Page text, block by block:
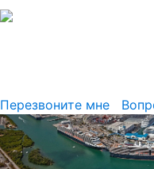
Перезвоните мне